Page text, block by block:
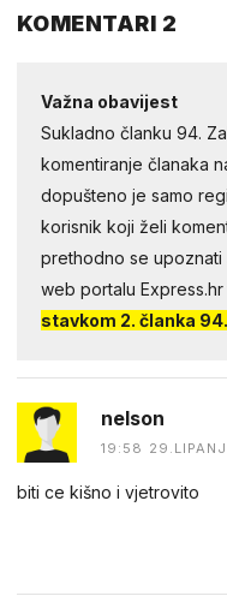
KOMENTARI 2
Važna obavijest
Sukladno članku 94.
komentiranje članaka
dopušteno je samo
korisnik koji želi
prethodno se upoznati
web portalu Express.hr
stavkom 2. članka
nelson
19:58 29.LIPANJ
biti ce kišno i vjetrovito